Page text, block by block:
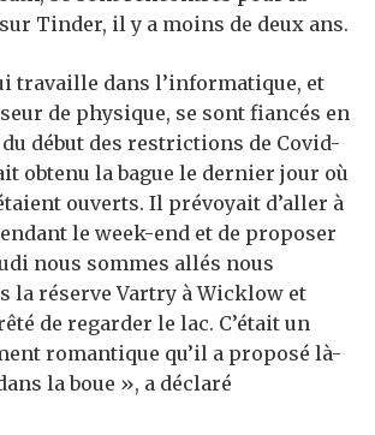
Tinder, il y a moins de deux ans.
travaille dans l’informatique, et
de physique, se sont fiancés en
début des restrictions de Covid-
obtenu la bague le dernier jour où
ouverts. Il prévoyait d’aller à
le week-end et de proposer
nous sommes allés nous
la réserve Vartry à Wicklow et
de regarder le lac. C’était un
romantique qu’il a proposé là-
la boue », a déclaré